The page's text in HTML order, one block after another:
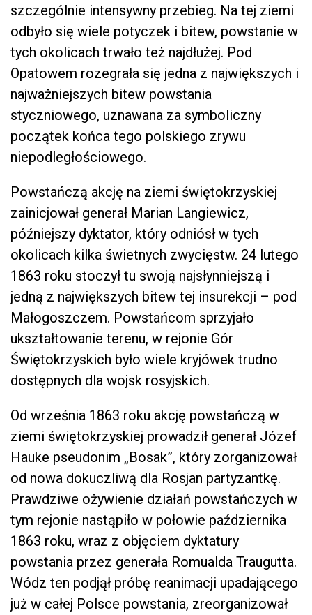
szczególnie intensywny przebieg. Na tej ziemi
odbyło się wiele potyczek i bitew, powstanie w
tych okolicach trwało też najdłużej. Pod
Opatowem rozegrała się jedna z największych i
najważniejszych bitew powstania
styczniowego, uznawana za symboliczny
początek końca tego polskiego zrywu
niepodległościowego.
Powstańczą akcję na ziemi świętokrzyskiej
zainicjował generał Marian Langiewicz,
późniejszy dyktator, który odniósł w tych
okolicach kilka świetnych zwycięstw. 24 lutego
1863 roku stoczył tu swoją najsłynniejszą i
jedną z największych bitew tej insurekcji – pod
Małogoszczem. Powstańcom sprzyjało
ukształtowanie terenu, w rejonie Gór
Świętokrzyskich było wiele kryjówek trudno
dostępnych dla wojsk rosyjskich.
Od września 1863 roku akcję powstańczą w
ziemi świętokrzyskiej prowadził generał Józef
Hauke pseudonim „Bosak”, który zorganizował
od nowa dokuczliwą dla Rosjan partyzantkę.
Prawdziwe ożywienie działań powstańczych w
tym rejonie nastąpiło w połowie października
1863 roku, wraz z objęciem dyktatury
powstania przez generała Romualda Traugutta.
Wódz ten podjął próbę reanimacji upadającego
już w całej Polsce powstania, zreorganizował